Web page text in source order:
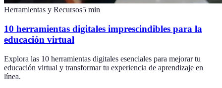
Herramientas y Recursos5 min
10 herramientas digitales imprescindibles para la
educación virtual
Explora las 10 herramientas digitales esenciales para mejorar tu
educación virtual y transformar tu experiencia de aprendizaje en
línea.